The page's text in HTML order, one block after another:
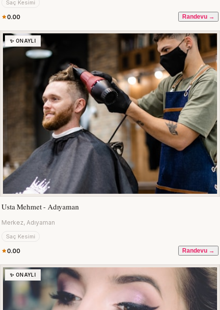
Saç Kesimi
0.00 Randevu →
✨ ONAYLI
Usta Mehmet - Adıyaman
Merkez, Adıyaman
Saç Kesimi
0.00 Randevu →
✨ ONAYLI